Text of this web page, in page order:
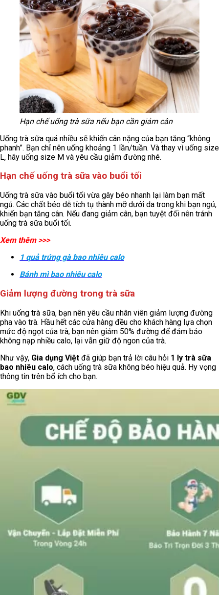
Hạn chế uống trà sữa nếu bạn cần giảm cân
Uống trà sữa quá nhiều sẽ khiến cân nặng của bạn tăng “không
phanh”. Bạn chỉ nên uống khoảng 1 lần/tuần. Và thay vì uống size
L, hãy uống size M và yêu cầu giảm đường nhé.
Hạn chế uống trà sữa vào buổi tối
Uống trà sữa vào buổi tối vừa gây béo nhanh lại làm bạn mất
ngủ. Các chất béo dễ tích tụ thành mỡ dưới da trong khi bạn ngủ,
khiến bạn tăng cân. Nếu đang giảm cân, bạn tuyệt đối nên tránh
uống trà sữa buổi tối.
Xem thêm >>>
1 quả trứng gà bao nhiêu calo
Bánh mì bao nhiêu calo
Giảm lượng đường trong trà sữa
Khi uống trà sữa, bạn nên yêu cầu nhân viên giảm lượng đường
pha vào trà. Hầu hết các cửa hàng đều cho khách hàng lựa chọn
mức độ ngọt của trà, bạn nên giảm 50% đường để đảm bảo
không nạp nhiều calo, lại vẫn giữ độ ngon của trà.
Như vậy, Gia dụng Việt đã giúp bạn trả lời câu hỏi 1 ly trà sữa
bao nhiêu calo, cách uống trà sữa không béo hiệu quả. Hy vọng
thông tin trên bổ ích cho bạn.